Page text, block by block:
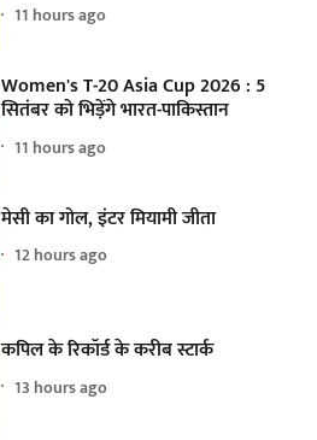
11 hours ago
Women's T-20 Asia Cup 2026 : 5
सितंबर को भिड़ेंगे भारत-पाकिस्तान
11 hours ago
मेसी का गोल, इंटर मियामी जीता
12 hours ago
कपिल के रिकॉर्ड के करीब स्टार्क
13 hours ago